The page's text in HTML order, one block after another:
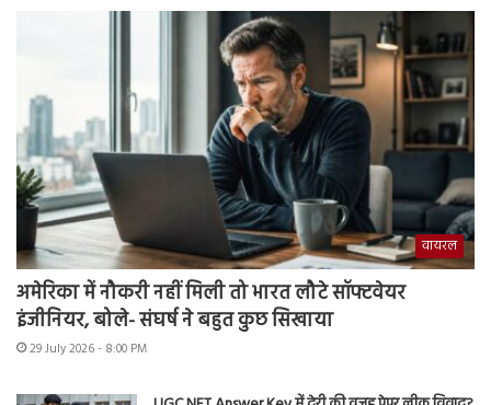
वायरल
अमेरिका में नौकरी नहीं मिली तो भारत लौटे सॉफ्टवेयर
इंजीनियर, बोले- संघर्ष ने बहुत कुछ सिखाया
29 July 2026 - 8:00 PM